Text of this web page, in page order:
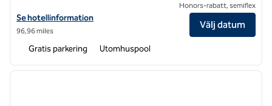
Visa hotelluppgifter för Hilton Princess Managua
Se hotellinformation
96,96 miles
Honors-rabatt, semiflex
Välj datum
Gratis parkering Utomhuspool
1 av 12
nästa